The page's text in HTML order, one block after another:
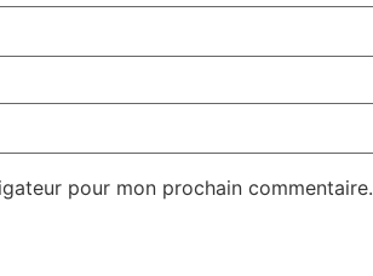
pour mon prochain commentaire.